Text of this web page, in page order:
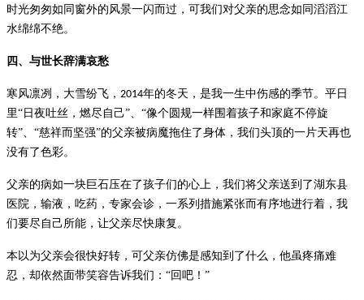
时光匆匆如同窗外的风景一闪而过，可我们对父亲的思念如同滔滔江
水绵绵不绝。
四、 与世长辞满哀愁
寒风凛冽，大雪纷飞， 2014年的冬天，是我一生中伤感的季节。平日
里“日夜吐丝，燃尽自己” “像个圆规一样围着孩子和家庭不停旋
转” “慈祥而坚强”的父亲被病魔拖住了身体，我们头顶的一片天再也
没有了色彩。
父亲的病如一块巨石压在了孩子们的心上，我们将父亲送到了湖东县
医院，输液，吃药，专家会诊，一系列措施紧张而有序地进行着，我
们要尽自己所能，让父亲尽快康复。
本以为父亲会很快好转，可父亲仿佛是感知到了什么，他虽疼痛难
忍，却依然面带笑容告诉我们： “回吧！ ”